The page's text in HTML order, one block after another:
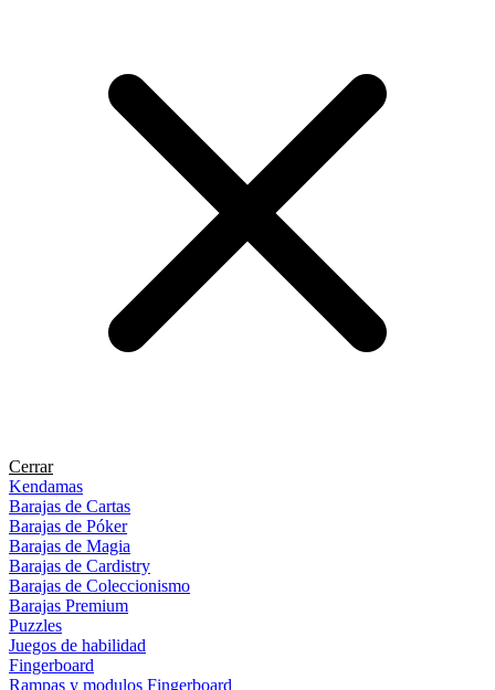
Cerrar
Kendamas
Barajas de Cartas
Barajas de Póker
Barajas de Magia
Barajas de Cardistry
Barajas de Coleccionismo
Barajas Premium
Puzzles
Juegos de habilidad
Fingerboard
Rampas y modulos Fingerboard